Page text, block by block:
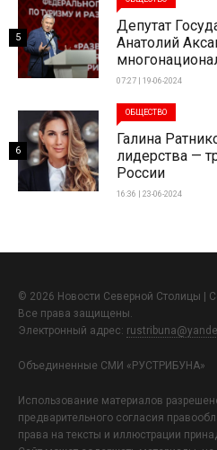
Депутат
Анатолий
07:27 | 19-06-2024
5
ОБЩЕСТВО
Галина
лидерства —
России
16:36 | 23-06-2024
6
© 2026 Новости Северной Столицы |
Все права защищены.
Электронный адрес:
Объединенные СМИ «РУСТРИБУНА»
Использование материалов
предварительного согласия
права на тексты и иллюстрации